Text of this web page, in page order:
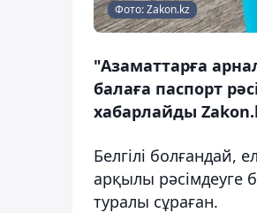
Фото: Zakon.kz
"Азаматтарға
балаға паспорт
хабарлайды
Белгілі болғандай,
арқылы рәсімдеуге
туралы сұраған.